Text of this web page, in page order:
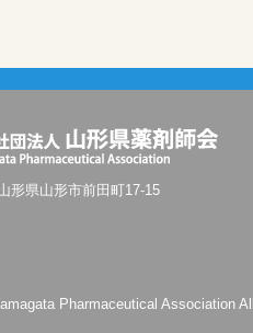
形県山形市前田町17-15
Pharmaceutical Association